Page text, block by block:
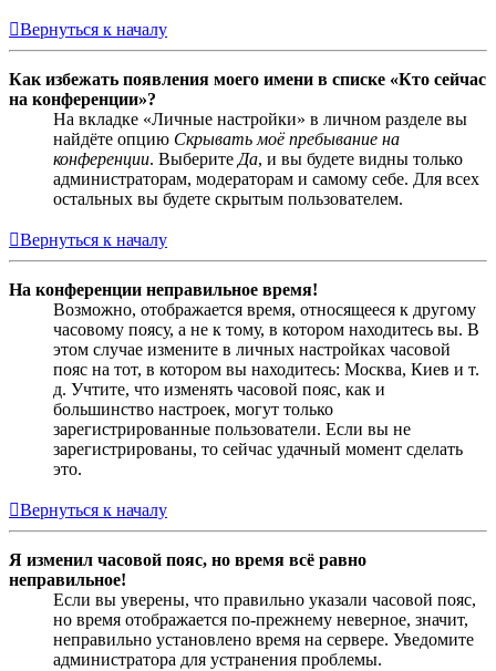
Вернуться к началу
Как избежать появления моего имени в списке «Кто сейчас
на конференции»?
На вкладке «Личные настройки» в личном разделе вы
найдёте опцию Скрывать моё пребывание на
конференции. Выберите Да, и вы будете видны только
администраторам, модераторам и самому себе. Для всех
остальных вы будете скрытым пользователем.
Вернуться к началу
На конференции неправильное время!
Возможно, отображается время, относящееся к другому
часовому поясу, а не к тому, в котором находитесь вы. В
этом случае измените в личных настройках часовой
пояс на тот, в котором вы находитесь: Москва, Киев и т.
д. Учтите, что изменять часовой пояс, как и
большинство настроек, могут только
зарегистрированные пользователи. Если вы не
зарегистрированы, то сейчас удачный момент сделать
это.
Вернуться к началу
Я изменил часовой пояс, но время всё равно
неправильное!
Если вы уверены, что правильно указали часовой пояс,
но время отображается по-прежнему неверное, значит,
неправильно установлено время на сервере. Уведомите
администратора для устранения проблемы.